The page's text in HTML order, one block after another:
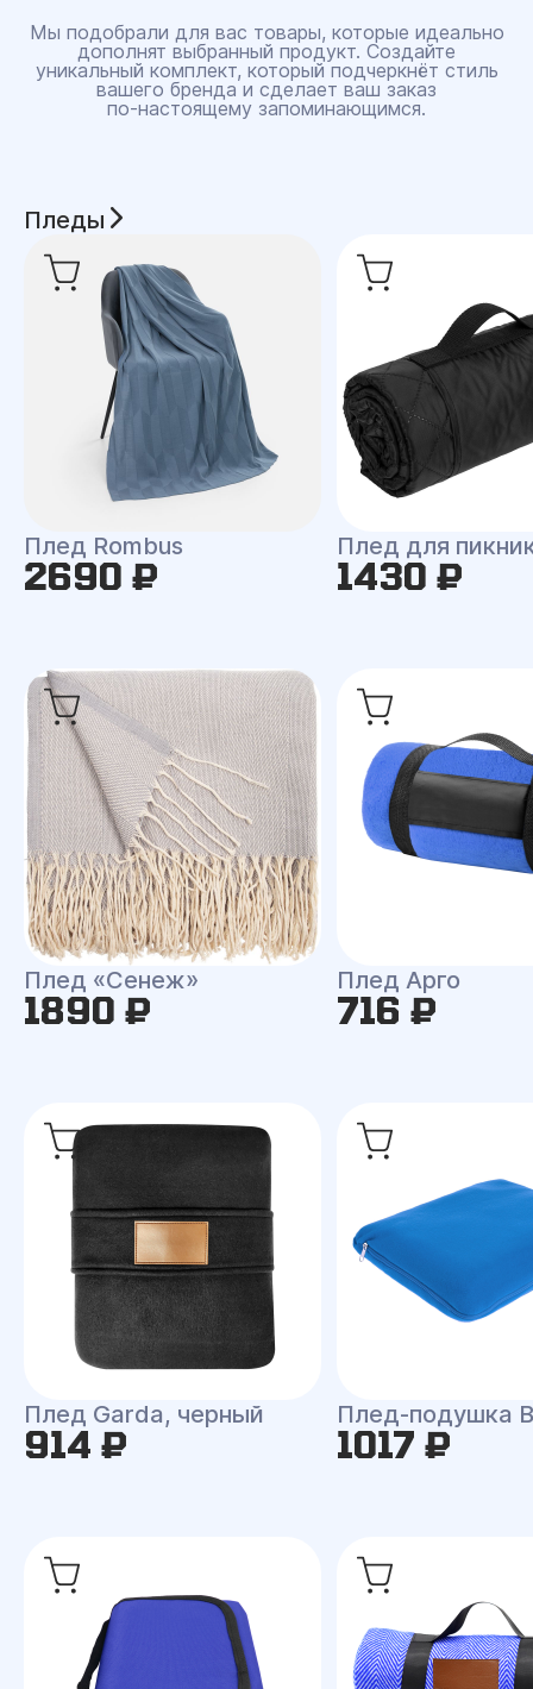
Мы подобрали для вас товары, которые идеально
дополнят выбранный продукт. Создайте
уникальный комплект, который подчеркнёт стиль
вашего бренда и сделает ваш заказ
по‑настоящему запоминающимся.
Пледы
Плед Rombus
2690 ₽
Плед для
1430 ₽
Плед «Сенеж»
1890 ₽
Плед Арго
716 ₽
Плед Garda, черный
914 ₽
Плед-подушка
1017 ₽